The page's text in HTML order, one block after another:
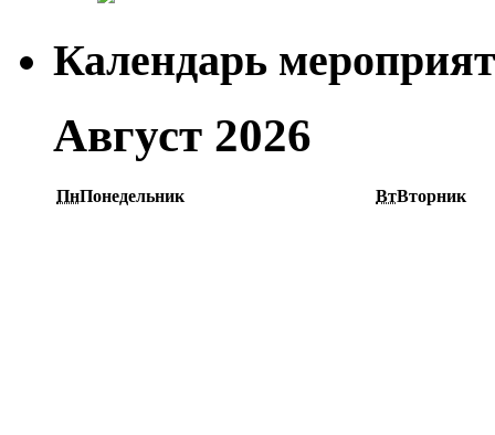
Календарь
Август 2026
ПнПонедельник ВтВторник